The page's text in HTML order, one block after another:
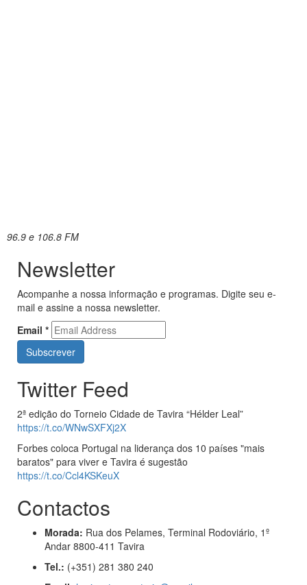
96.9 e 106.8 FM
Newsletter
Acompanhe a nossa informação e programas. Digite seu e-
mail e assine a nossa newsletter.
Email *
Twitter Feed
2ª edição do Torneio Cidade de Tavira “Hélder Leal”
https://t.co/WNwSXFXj2X
Forbes coloca Portugal na liderança dos 10 países "mais
baratos" para viver e Tavira é sugestão
https://t.co/Ccl4KSKeuX
Contactos
Morada: Rua dos Pelames, Terminal Rodoviário, 1º
Andar 8800-411 Tavira
Tel.: (+351) 281 380 240